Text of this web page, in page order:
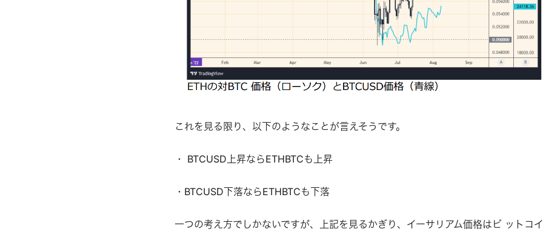
これを⾒る限り、以下のようなことが⾔えそうです。
・ BTCUSD上昇ならETHBTCも上昇
・BTCUSD下落ならETHBTCも下落
⼀つの考え⽅でしかないですが、上記を⾒るかぎり、イーサリアム価格はビ ットコ